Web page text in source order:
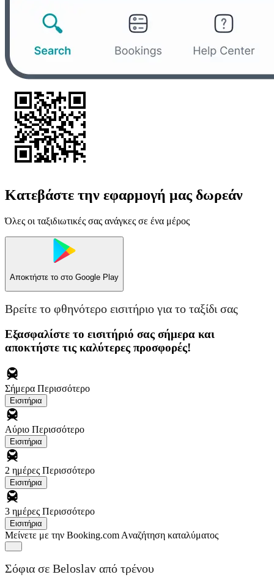
Κατεβάστε την εφαρμογή μας δωρεάν
Όλες οι ταξιδιωτικές σας ανάγκες σε ένα μέρος
Αποκτήστε το στο Google Play
Βρείτε το φθηνότερο εισιτήριο για το ταξίδι σας
Εξασφαλίστε το εισιτήριό σας σήμερα και
αποκτήστε τις καλύτερες προσφορές!
Σήμερα Περισσότερο
Εισιτήρια
Αύριο Περισσότερο
Εισιτήρια
2 ημέρες Περισσότερο
Εισιτήρια
3 ημέρες Περισσότερο
Εισιτήρια
Μείνετε με την Booking.com Aναζήτηση καταλύματος
Σόφια σε Beloslav από τρένου